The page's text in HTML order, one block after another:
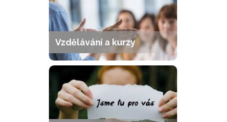
Vzdělávání a kurzy